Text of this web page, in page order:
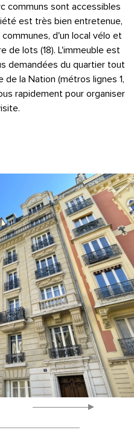
communs sont accessibles
est très bien entretenue,
d'un local vélo et
de lots (18). L'immeuble est
demandées du quartier tout
la Nation (métros lignes 1,
rapidement pour organiser